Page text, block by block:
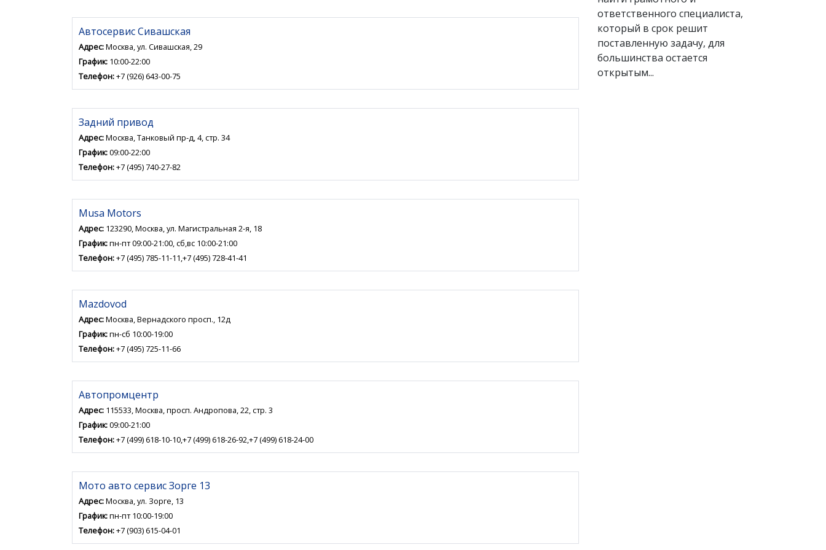
Автосервис Сивашская
Адрес:Москва, ул. Сивашская, 29
График: 10:00-22:00
Телефон:+7 (926) 643-00-75
Задний привод
Адрес:Москва, Танковый пр-д, 4, стр. 34
График:09:00-22:00
Телефон:+7 (495) 740-27-82
Musa Motors
Адрес: 123290, Москва, ул. Магистральная 2-я, 18
График:пн-пт 09:00-21:00, сб,вс 10:00-21:00
Телефон:+7 (495) 785-11-11,+7 (495) 728-41-41
Mazdovod
Адрес:Москва, Вернадского просп., 12д
График:пн-сб 10:00-19:00
Телефон:+7 (495) 725-11-66
Автопромцентр
Адрес: 115533, Москва, просп. Андропова, 22, стр. 3
График:09:00-21:00
Телефон:+7 (499) 618-10-10,+7 (499) 618-26-92,+7 (499) 618-24-00
Мото авто сервис Зорге 13
Адрес:Москва, ул. Зорге, 13
График:пн-пт 10:00-19:00
Телефон:+7 (903) 615-04-01
ответственного специалиста,
который в срок решит
поставленную задачу, для
большинства остается
открытым...